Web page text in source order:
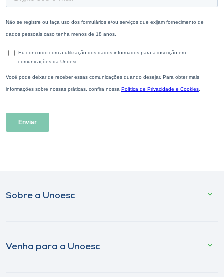
Sobre a Unoesc
Venha para a Unoesc